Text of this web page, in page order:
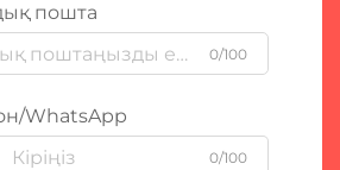
пошта
0/100
WhatsApp
0/100